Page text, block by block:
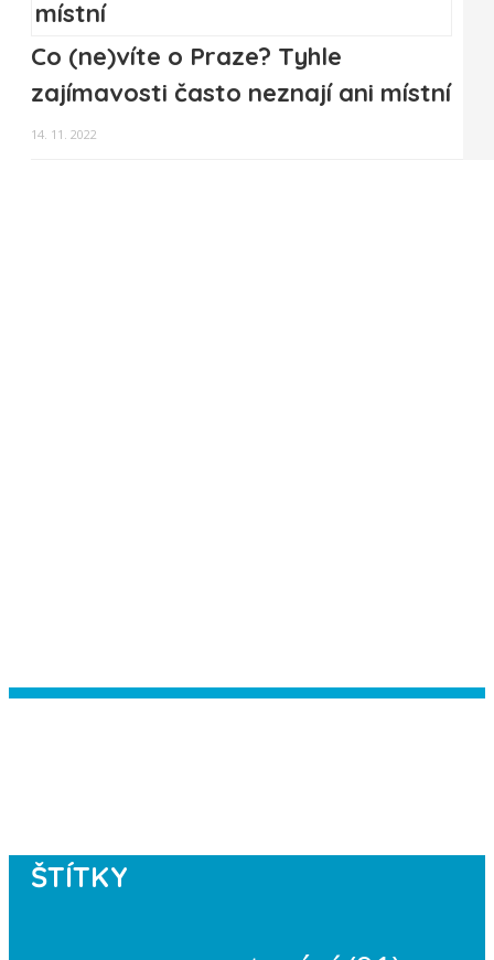
Co (ne)víte o Praze? Tyhle
zajímavosti často neznají ani místní
14. 11. 2022
ŠTÍTKY